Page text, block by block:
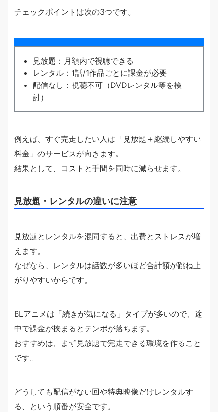
チェックポイントは次の3つです。
見放題：月額内で視聴できる
レンタル：1話/1作品ごとに課金が必要
配信なし：視聴不可（DVDレンタル等を検
討）
例えば、すぐ完走したい人は「見放題＋継続しやすい
料金」のサービスが向きます。
結果として、コストと手間を同時に減らせます。
見放題・レンタルの違いに注意
見放題とレンタルを混同すると、出費とストレスが増
えます。
なぜなら、レンタルは話数が多いほど合計額が跳ね上
がりやすいからです。
BLアニメは「続きが気になる」タイプが多いので、途
中で課金が挟まるとテンポが落ちます。
おすすめは、まず見放題で完走できる環境を作ること
です。
どうしても配信がない回や特典映像だけレンタルす
る、という順番が安全です。